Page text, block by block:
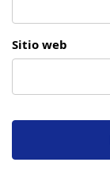
Sitio web